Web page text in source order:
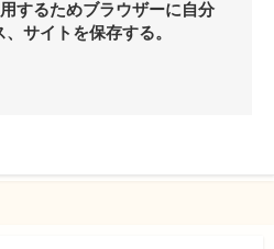
するためブラウザーに自分
サイトを保存する。